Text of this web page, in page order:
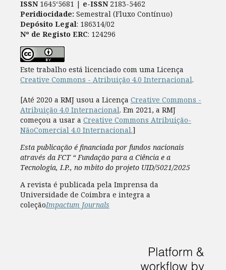
ISSN 1645‘5681 | e-ISSN2183-5462
Peridiocidade: Semestral (Fluxo Contínuo)
Depósito Legal: 186314/02
Nº de Registo ERC: 124296
Este trabalho está licenciado com uma Licença
Creative Commons - Atribuição 4.0 Internacional.
[Até 2020 a RMJ usou a Licença Creative Commons -
Atribuição 4.0 Internacional. Em 2021, a RMJ
começou a usar a Creative Commons Atribuição-
NãoComercial 4.0 Internacional.]
Esta publicação é financiada por fundos nacionais
através da FCT “ Fundação para a Ciência e a
Tecnologia, I.P., no mbito do projeto UID/5021/2025
A revista é publicada pela Imprensa da
Universidade de Coimbra e integra a
coleçãoImpactum Journals